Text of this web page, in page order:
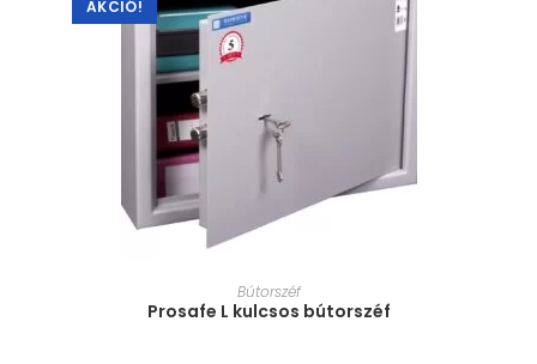
AKCIÓ!
MÉRET VÁLASZTÁSA
Bútorszéf
Prosafe L kulcsos bútorszéf